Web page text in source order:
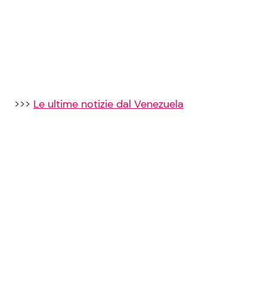
>>> Le ultime notizie dal Venezuela